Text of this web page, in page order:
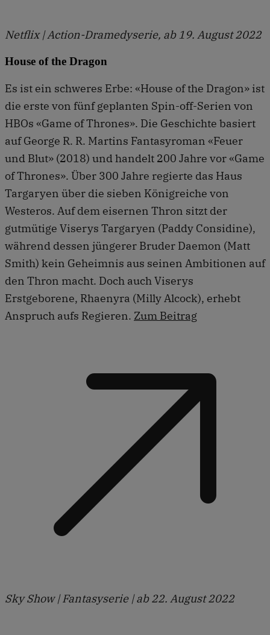
Netflix | Action-Dramedyserie, ab 19. August 2022
House of the Dragon
Es ist ein schweres Erbe: «House of the Dragon» ist
die erste von fünf geplanten Spin-off-Serien von
HBOs «Game of Thrones». Die Geschichte basiert
auf George R. R. Martins Fantasyroman «Feuer
und Blut» (2018) und handelt 200 Jahre vor «Game
of Thrones». Über 300 Jahre regierte das Haus
Targaryen über die sieben Königreiche von
Westeros. Auf dem eisernen Thron sitzt der
gutmütige Viserys Targaryen (Paddy Considine),
während dessen jüngerer Bruder Daemon (Matt
Smith) kein Geheimnis aus seinen Ambitionen auf
den Thron macht. Doch auch Viserys
Erstgeborene, Rhaenyra (Milly Alcock), erhebt
Anspruch aufs Regieren. Zum Beitrag
Sky Show | Fantasyserie | ab 22. August 2022